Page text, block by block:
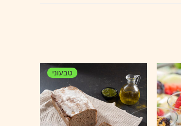
טבעוני